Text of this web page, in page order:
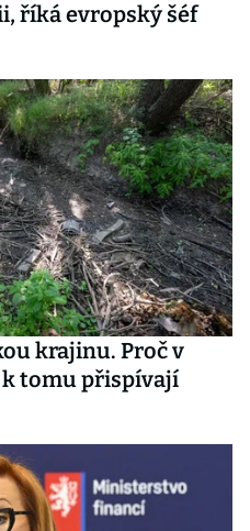
říká evropský šéf
krajinu. Proč v
k tomu přispívají